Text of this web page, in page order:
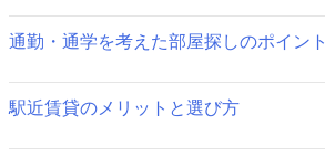
ン
通勤・通学を考えた部屋探しのポイント
駅近賃貸のメリットと選び方